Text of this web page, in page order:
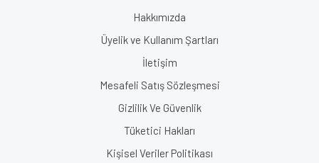
Hakkımızda
Üyelik ve Kullanım Şartları
İletişim
Mesafeli Satış Sözleşmesi
Gizlilik Ve Güvenlik
Tüketici Hakları
Kişisel Veriler Politikası